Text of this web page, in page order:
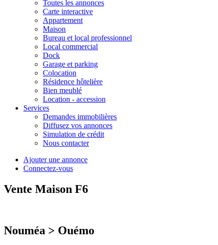
Toutes les annonces
Carte interactive
Appartement
Maison
Bureau et local professionnel
Local commercial
Dock
Garage et parking
Colocation
Résidence hôtelière
Bien meublé
Location - accession
Services
Demandes immobilières
Diffusez vos annonces
Simulation de crédit
Nous contacter
Ajouter une annonce
Connectez-vous
Vente Maison F6
Nouméa > Ouémo